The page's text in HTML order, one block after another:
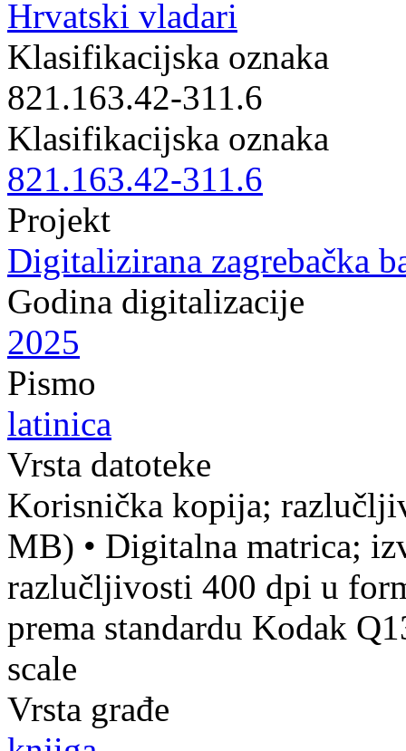
Hrvatski vladari
Klasifikacijska oznaka
821.163.42-311.6
Klasifikacijska oznaka
821.163.42-311.6
Projekt
Digitalizirana zagrebačka
Godina digitalizacije
2025
Pismo
latinica
Vrsta datoteke
Korisnička kopija;
MB) • Digitalna matrica;
razlučljivosti 400 dpi u
prema standardu Kodak
scale
Vrsta građe